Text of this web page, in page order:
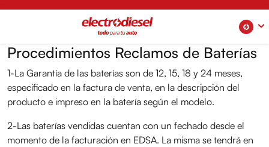
Procedimientos Reclamos de Baterías
1-La Garantía de las baterías son de 12, 15, 18 y 24 meses,
especificado en la factura de venta, en la descripción del
producto e impreso en la batería según el modelo.
2-Las baterías vendidas cuentan con un fechado desde el
momento de la facturación en EDSA. La misma se tendrá en